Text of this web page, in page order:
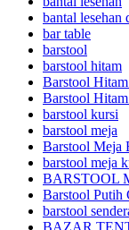
bantal lesehan
bar table
barstool
barstool hitam
Barstool
Barstool
barstool kursi
barstool meja
Barstool Meja
barstool meja
BARSTOOL
Barstool Putih
barstool